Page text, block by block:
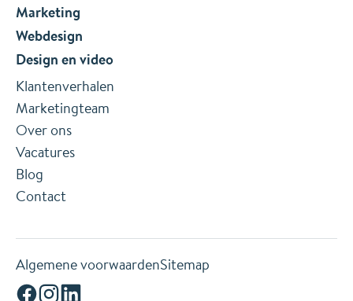
Marketing
Webdesign
Designenvideo
Klantenverhalen
Marketingteam
Over ons
Vacatures
Blog
Contact
Algemene voorwaardenSitemap
FacebookInstagram